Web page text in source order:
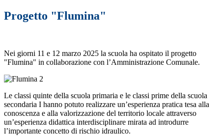
Progetto "Flumina"
Nei giorni 11 e 12 marzo 2025 la scuola ha ospitato il progetto
"Flumina" in collaborazione con l’Amministrazione Comunale.
Le classi quinte della scuola primaria e le classi prime della scuola
secondaria I hanno potuto realizzare un’esperienza pratica tesa alla
conoscenza e alla valorizzazione del territorio locale attraverso
un’esperienza didattica interdisciplinare mirata ad introdurre
l’importante concetto di rischio idraulico.